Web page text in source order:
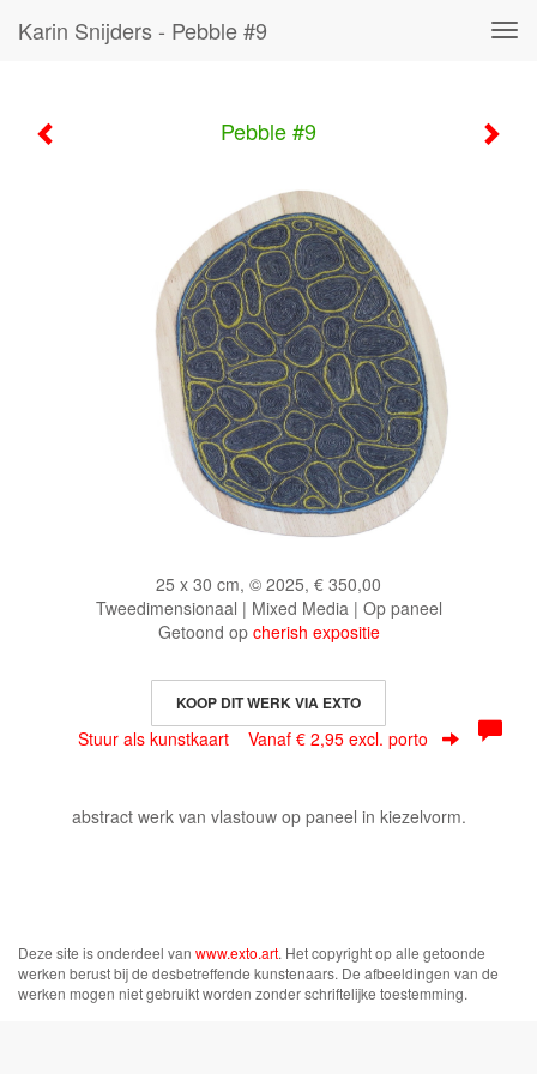
Karin Snijders - Pebble #9
Pebble #9
25 x 30 cm, © 2025, € 350,00
Tweedimensionaal | Mixed Media | Op paneel
Getoond op cherish expositie
KOOP DIT WERK VIA EXTO
Stuur als kunstkaart Vanaf € 2,95 excl. porto
abstract werk van vlastouw op paneel in kiezelvorm.
Deze site is onderdeel van www.exto.art. Het copyright op alle getoonde
werken berust bij de desbetreffende kunstenaars. De afbeeldingen van de
werken mogen niet gebruikt worden zonder schriftelijke toestemming.